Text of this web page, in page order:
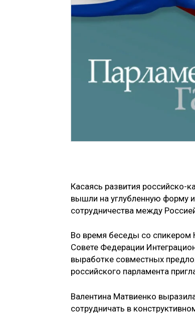
Касаясь развития российско-
вышли на углубленную форму
сотрудничества между
Во время беседы со спикером
Совете Федерации
выработке совместных
российского парламента
Валентина Матвиенко
сотрудничать в